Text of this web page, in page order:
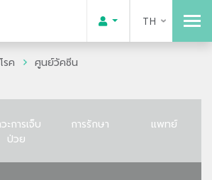
TH
รค ศูนย์วัคซีน
ะการเจ็บ
ป่วย
การรักษา แพทย์